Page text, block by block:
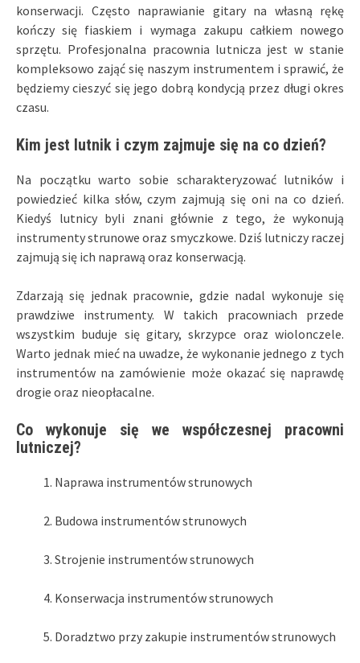
konserwacji. Często naprawianie gitary na własną rękę
kończy się fiaskiem i wymaga zakupu całkiem nowego
sprzętu. Profesjonalna pracownia lutnicza jest w stanie
kompleksowo zająć się naszym instrumentem i sprawić, że
będziemy cieszyć się jego dobrą kondycją przez długi okres
czasu.
Kim jest lutnik i czym zajmuje się na co dzień?
Na początku warto sobie scharakteryzować lutników i
powiedzieć kilka słów, czym zajmują się oni na co dzień.
Kiedyś lutnicy byli znani głównie z tego, że wykonują
instrumenty strunowe oraz smyczkowe. Dziś lutniczy raczej
zajmują się ich naprawą oraz konserwacją.
Zdarzają się jednak pracownie, gdzie nadal wykonuje się
prawdziwe instrumenty. W takich pracowniach przede
wszystkim buduje się gitary, skrzypce oraz wiolonczele.
Warto jednak mieć na uwadze, że wykonanie jednego z tych
instrumentów na zamówienie może okazać się naprawdę
drogie oraz nieopłacalne.
Co wykonuje się we współczesnej pracowni
lutniczej?
Naprawa instrumentów strunowych
Budowa instrumentów strunowych
Strojenie instrumentów strunowych
Konserwacja instrumentów strunowych
Doradztwo przy zakupie instrumentów strunowych